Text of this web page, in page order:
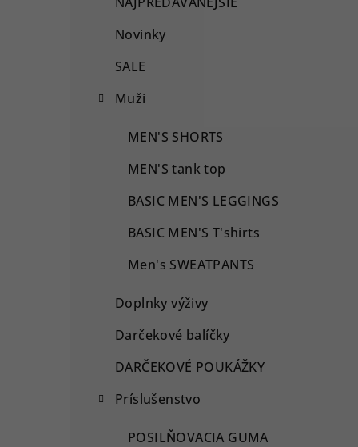
Novinky
SALE
Muži
MEN'S SHORTS
MEN'S tank top
BASIC MEN'S LEGGINGS
BASIC MEN'S T'shirts
Men's SWEATPANTS
Doplnky výživy
Darčekové balíčky
DARČEKOVÉ POUKÁŽKY
Príslušenstvo
POSILŇOVACIA GUMA